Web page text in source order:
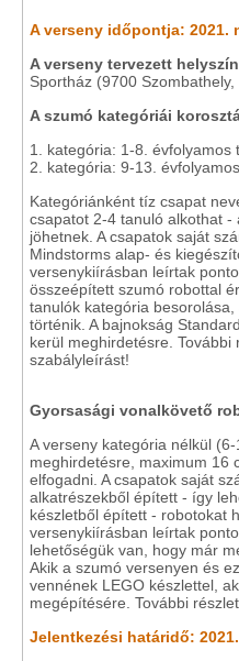
A verseny időpontja: 2021.
A verseny tervezett
Sportház (9700
A szumó kategóriái
1. kategória: 1-8. évfolyamos
2. kategória: 9-13.
Kategóriánként tíz csapat
csapatot 2-4 tanuló alkothat
jöhetnek. A csapatok saját
Mindstorms alap- és
versenykiírásban leírtak
összeépített szumó robottal
tanulók kategória
történik. A bajnokság
kerül meghirdetésre. További
szabályleírást!
Gyorsasági vonalkövető
A verseny kategória nélkül
meghirdetésre, maximum 16
elfogadni. A csapatok saját
alkatrészekből épített - így
készletből épített - robotokat
versenykiírásban leírtak
lehetőségük van, hogy már
Akik a szumó versenyen és
vennének LEGO készlettel,
megépítésére. További
Jelentkezési határidő: